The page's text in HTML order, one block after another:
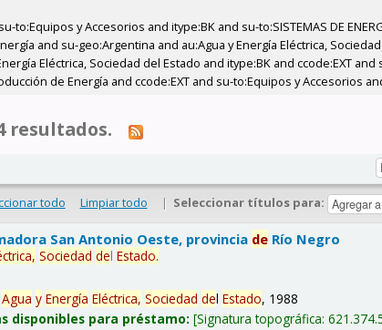
y Accesorios and itype:BK and su-to:SISTEMAS DE
and su-geo:Argentina and au:Agua y Energía Eléctrica,
Eléctrica, Sociedad del Estado and itype:BK and ccode:EXT
de Energía and ccode:EXT and su-to:Equipos y Accesorios
resultados.
todo Limpiar todo | Seleccionar títulos para:
San Antonio Oeste, provincia de Río Negro
Sociedad delEstado.
Agua y Energía Eléctrica, Sociedad delEstado, 1988
disponibles para préstamo: Signatura topográfica: